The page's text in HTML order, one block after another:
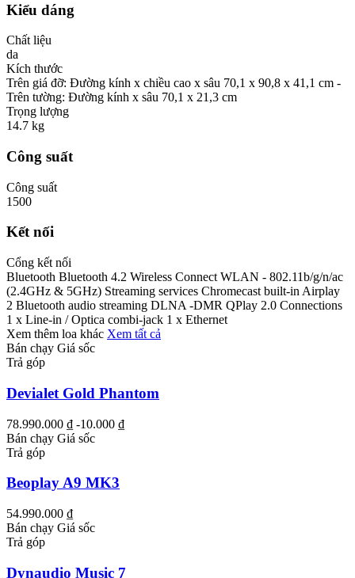
Kiểu dáng
Chất liệu
da
Kích thước
Trên giá đỡ: Đường kính x chiều cao x sâu 70,1 x 90,8 x 41,1 cm -
Trên tường: Đường kính x sâu 70,1 x 21,3 cm
Trọng lượng
14.7 kg
Công suất
Công suất
1500
Kết nối
Cổng kết nối
Bluetooth Bluetooth 4.2 Wireless Connect WLAN - 802.11b/g/n/ac
(2.4GHz & 5GHz) Streaming services Chromecast built-in Airplay
2 Bluetooth audio streaming DLNA -DMR QPlay 2.0 Connections
1 x Line-in / Optica combi-jack 1 x Ethernet
Xem thêm loa khác Xem tất cả
Bán chạy Giá sốc
Trả góp
Devialet Gold Phantom
78.990.000 ₫ -10.000 ₫
Bán chạy Giá sốc
Trả góp
Beoplay A9 MK3
54.990.000 ₫
Bán chạy Giá sốc
Trả góp
Dynaudio Music 7